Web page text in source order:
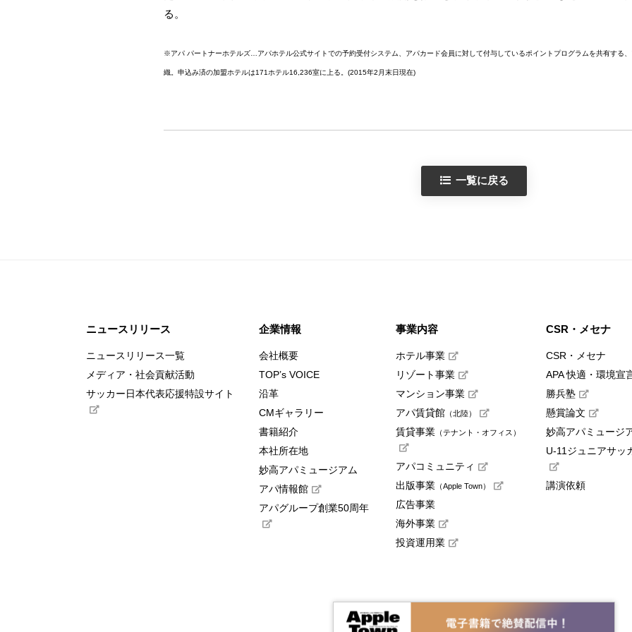
る。
※アパ パートナーホテルズ…アパホテル公式サイトでの予約受付システム、アパカード会員に対して付与しているポイントプログラムを共有する
織。申込み済の加盟ホテルは171ホテル16,236室に上る。(2015年2月末日現在)
一覧に戻る
ニュースリリース
ニュースリリース一覧
メディア・社会貢献活動
サッカー日本代表応援特設サイト
企業情報
会社概要
TOP’s VOICE
沿革
CMギャラリー
書籍紹介
本社所在地
妙高アパミュージアム
アパ情報館
アパグループ創業50周年
事業内容
ホテル事業
リゾート事業
マンション事業
アパ賃貸館（北陸）
賃貸事業（テナント・オフィス）
アパコミュニティ
出版事業（Apple Town）
広告事業
海外事業
投資運用業
CSR・メセナ
CSR・メセナ
APA 快適・環境宣
勝兵塾
懸賞論文
妙高アパミュージ
U-11ジュニアサッ
講演依頼